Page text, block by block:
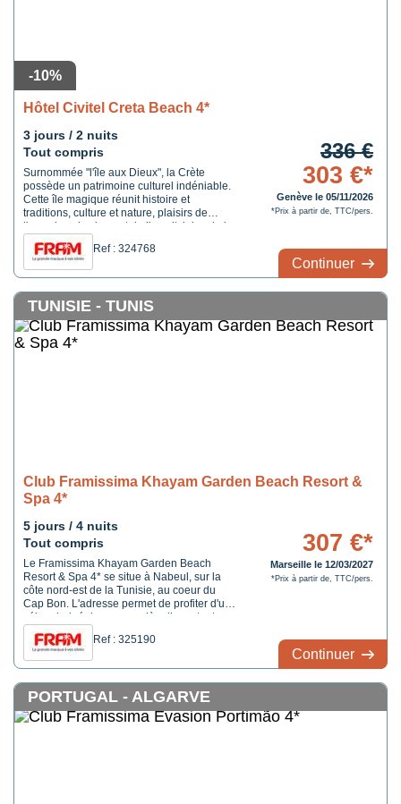
-10%
Hôtel Civitel Creta Beach 4*
3 jours / 2 nuits
Tout compris
Surnommée "l'île aux Dieux", la Crète
possède un patrimoine culturel indéniable.
Cette île magique réunit histoire et
traditions, culture et nature, plaisirs de
l'exercice physique et de l'esprit, joies de la
table et du partage. Que l'on plonge dans la
mer ou dans l'Antiquité, que l'on court les
chemins escarpés ou les terrasses festives,
...
Ref : 324768
336 €
303 €*
Genève le 05/11/2026
*Prix à partir de, TTC/pers.
Continuer
TUNISIE - TUNIS
Club Framissima Khayam Garden Beach Resort &
Spa 4*
5 jours / 4 nuits
Tout compris
Le Framissima Khayam Garden Beach
Resort & Spa 4* se situe à Nabeul, sur la
côte nord-est de la Tunisie, au coeur du
Cap Bon. L'adresse permet de profiter d'un
séjour balnéaire en première ligne, tout en
restant proche d'une ville connue pour son
artisanat, ses poteries, sa céramique et son
atmosphère plus locale. C'est une situation
intéressante ...
Ref : 325190
307 €*
Marseille le 12/03/2027
*Prix à partir de, TTC/pers.
Continuer
PORTUGAL - ALGARVE